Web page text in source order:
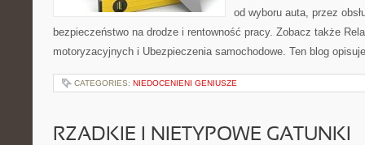
od wyboru auta, przez
bezpieczeństwo na drodze i rentowność pracy. Zobacz także
motoryzacyjnych i Ubezpieczenia samochodowe. Ten blog
CATEGORIES: NIEDOCENIENI GENIUSZE
RZADKIE I NIETYPOWE GATUNKI